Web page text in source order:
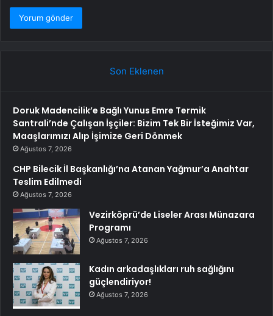
Son Eklenen
Doruk Madencilik’e Bağlı Yunus Emre Termik
Santrali’nde Çalışan İşçiler: Bizim Tek Bir İsteğimiz Var,
Maaşlarımızı Alıp İşimize Geri Dönmek
Ağustos 7, 2026
CHP Bilecik İl Başkanlığı’na Atanan Yağmur’a Anahtar
Teslim Edilmedi
Ağustos 7, 2026
Vezirköprü’de Liseler Arası Münazara
Programı
Ağustos 7, 2026
Kadın arkadaşlıkları ruh sağlığını
güçlendiriyor!
Ağustos 7, 2026